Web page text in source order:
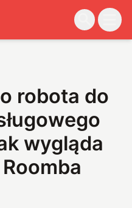
robota do
wygląda